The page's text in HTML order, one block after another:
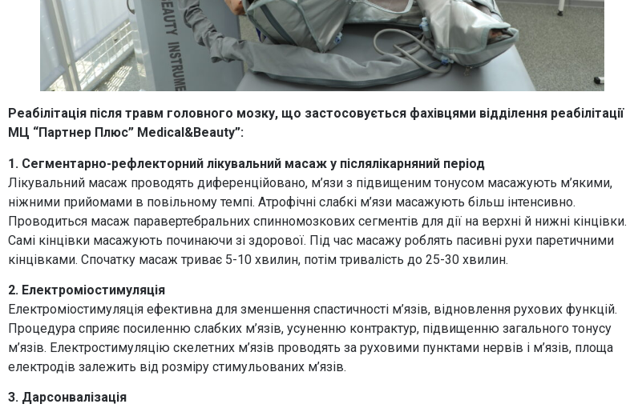
Реабілітація після травм головного мозку, що застосовується фахівцями відділення реабілітації
МЦ “Партнер Плюс” Medical&Beauty”:
1. Сегментарно-рефлекторний лікувальний масаж у післялікарняний період
Лікувальний масаж проводять диференційовано, м’язи з підвищеним тонусом масажують м’якими,
ніжними прийомами в повільному темпі. Атрофічні слабкі м’язи масажують більш інтенсивно.
Проводиться масаж паравертебральних спинномозкових сегментів для дії на верхні й нижні кінцівки.
Самі кінцівки масажують починаючи зі здорової. Під час масажу роблять пасивні рухи паретичними
кінцівками. Спочатку масаж триває 5-10 хвилин, потім тривалість до 25-30 хвилин.
2. Електроміостимуляція
Електроміостимуляція ефективна для зменшення спастичності м’язів, відновлення рухових функцій.
Процедура сприяє посиленню слабких м’язів, усуненню контрактур, підвищенню загального тонусу
м’язів. Електростимуляцію скелетних м’язів проводять за руховими пунктами нервів і м’язів, площа
електродів залежить від розміру стимульованих м’язів.
3. Дарсонвалізація